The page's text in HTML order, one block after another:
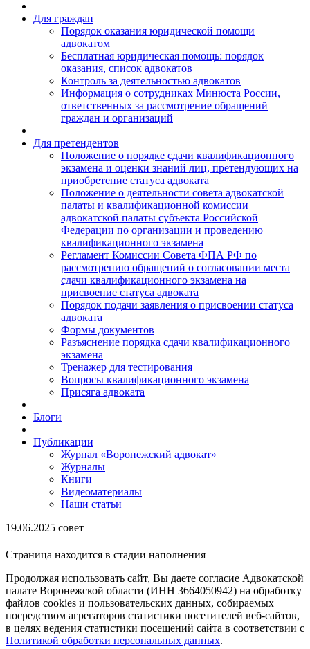
Для граждан
Порядок оказания юридической помощи
адвокатом
Бесплатная юридическая помощь: порядок
оказания, список адвокатов
Контроль за деятельностью адвокатов
Информация о сотрудниках Минюста России,
ответственных за рассмотрение обращений
граждан и организаций
Для претендентов
Положение о порядке сдачи квалификационного
экзамена и оценки знаний лиц, претендующих на
приобретение статуса адвоката
Положение о деятельности совета адвокатской
палаты и квалификационной комиссии
адвокатской палаты субъекта Российской
Федерации по организации и проведению
квалификационного экзамена
Регламент Комиссии Совета ФПА РФ по
рассмотрению обращений о согласовании места
сдачи квалификационного экзамена на
присвоение статуса адвоката
Порядок подачи заявления о присвоении статуса
адвоката
Формы документов
Разъяснение порядка сдачи квалификационного
экзамена
Тренажер для тестирования
Вопросы квалификационного экзамена
Присяга адвоката
Блоги
Публикации
Журнал «Воронежский адвокат»
Журналы
Книги
Видеоматериалы
Наши статьи
19.06.2025 совет
Страница находится в стадии наполнения
Продолжая использовать сайт, Вы даете согласие Адвокатской
палате Воронежской области (ИНН 3664050942) на обработку
файлов cookies и пользовательских данных, собираемых
посредством агрегаторов статистики посетителей веб-сайтов,
в целях ведения статистики посещений сайта в соответствии с
Политикой обработки персональных данных.